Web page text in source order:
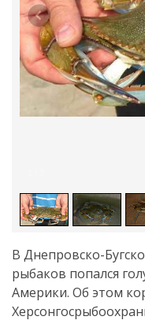
В Днепровско-
рыбаков попался
Америки. Об этом